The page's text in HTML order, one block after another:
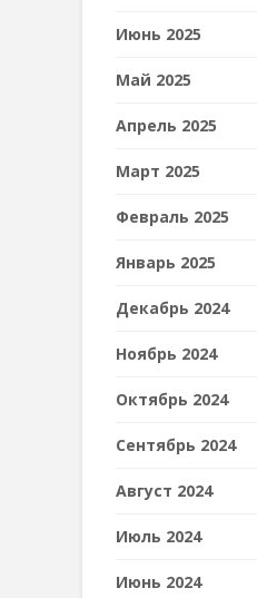
Июнь 2025
Май 2025
Апрель 2025
Март 2025
Февраль 2025
Январь 2025
Декабрь 2024
Ноябрь 2024
Октябрь 2024
Сентябрь 2024
Август 2024
Июль 2024
Июнь 2024